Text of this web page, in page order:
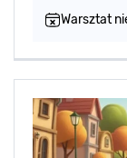
Warsztat